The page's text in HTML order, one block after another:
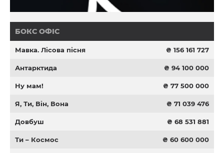
БОКС ОФІС
Мавка. Лісова пісня ₴ 156 161 727
Антарктида ₴ 94 100 000
Ну мам! ₴ 77 500 000
Я, Ти, Він, Вона ₴ 71 039 476
Довбуш ₴ 68 531 881
Ти – Космос ₴ 60 600 000